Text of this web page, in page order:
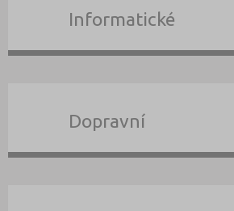
Informatické
Dopravní